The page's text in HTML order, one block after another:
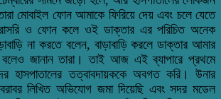
মোবাইল ফোন আমাকে ফিরিয়ে দেয় এবং চলে যেতে
ও ফোন কলে ওই ডাক্তার এর পরিচিত অনেক
না করতে বলেন, বাড়াবাড়ি করলে ডাক্তার আমার
জানান তারা। তাই আজ এই ব্যাপারে প্রথমে
হাসপাতালের তত্বাবদায়ককে অবগত করি। উনার
বরাবর লিখিত অভিযোগ জমা দিয়েছি এবং সদর মডেল